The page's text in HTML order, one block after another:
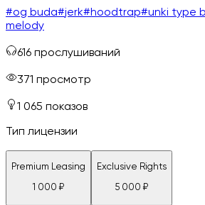
#og buda#jerk#hoodtrap#unki type
melody
616 прослушиваний
371 просмотр
1 065 показов
Тип лицензии
Premium Leasing
1 000 ₽
Exclusive Rights
5 000 ₽